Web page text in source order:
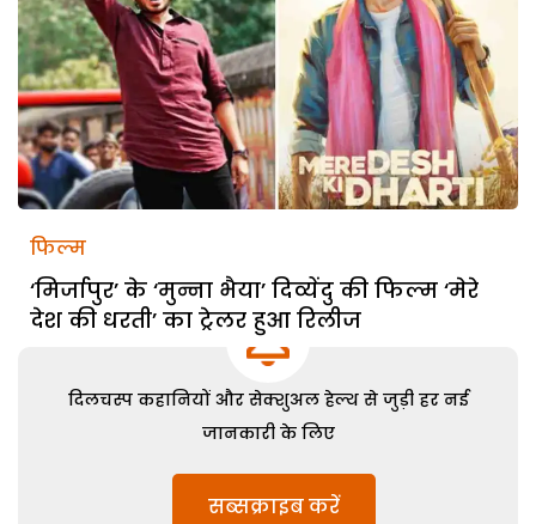
फिल्म
‘मिर्जापुर’ के ‘मुन्ना भैया’ दिव्येंदु की फिल्म ‘मेरे
देश की धरती’ का ट्रेलर हुआ रिलीज
दिलचस्प कहानियों और सेक्शुअल हेल्थ से जुड़ी हर नई
जानकारी के लिए
सब्सक्राइब करें